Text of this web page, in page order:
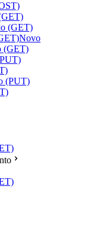
(GET)
Novo
(GET)
(PUT)